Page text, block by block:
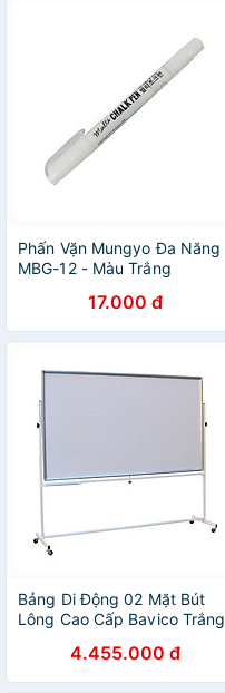
Phấn Vặn Mungyo Đa Năng
MBG-12 - Màu Trắng
17.000 đ
Bảng Di Động 02 Mặt Bút
Lông Cao Cấp Bavico Trắng
4.455.000 đ